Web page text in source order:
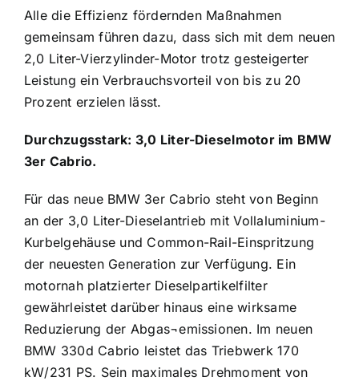
Alle die Effizienz fördernden Maßnahmen
gemeinsam führen dazu, dass sich mit dem neuen
2,0 Liter-Vierzylinder-Motor trotz gesteigerter
Leistung ein Verbrauchsvorteil von bis zu 20
Prozent erzielen lässt.
Durchzugsstark: 3,0 Liter-Dieselmotor im BMW
3er Cabrio.
Für das neue BMW 3er Cabrio steht von Beginn
an der 3,0 Liter-Dieselantrieb mit Vollaluminium-
Kurbelgehäuse und Common-Rail-Einspritzung
der neuesten Generation zur Verfügung. Ein
motornah platzierter Dieselpartikelfilter
gewährleistet darüber hinaus eine wirksame
Reduzierung der Abgas¬emissionen. Im neuen
BMW 330d Cabrio leistet das Triebwerk 170
kW/231 PS. Sein maximales Drehmoment von